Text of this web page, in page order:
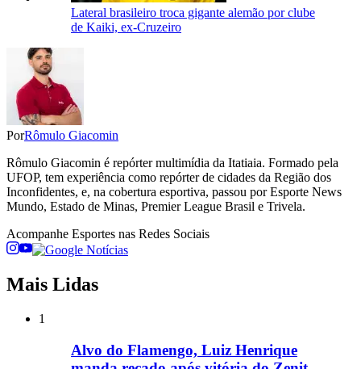
Lateral brasileiro troca gigante alemão por clube
de Kaiki, ex-Cruzeiro
PorRômulo Giacomin
Rômulo Giacomin é repórter multimídia da Itatiaia. Formado pela
UFOP, tem experiência como repórter de cidades da Região dos
Inconfidentes, e, na cobertura esportiva, passou por Esporte News
Mundo, Estado de Minas, Premier League Brasil e Trivela.
Acompanhe Esportes nas Redes Sociais
Mais Lidas
1
Alvo do Flamengo, Luiz Henrique